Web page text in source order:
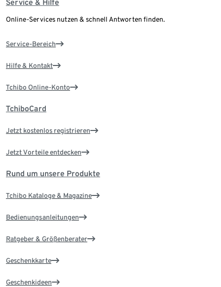
Service & Hilfe
Online-Services nutzen & schnell Antworten finden.
Service-Bereich
Hilfe & Kontakt
Tchibo Online-Konto
TchiboCard
Jetzt kostenlos registrieren
Jetzt Vorteile entdecken
Rund um unsere Produkte
Tchibo Kataloge & Magazine
Bedienungsanleitungen
Ratgeber & Größenberater
Geschenkkarte
Geschenkideen